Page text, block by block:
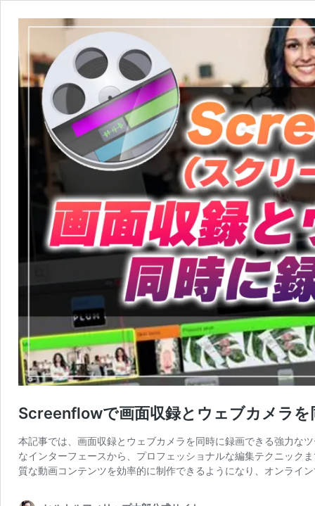
Screenflowで画面収録とウェブカメラを
本記事では、画面収録とウェブカメラを同時に録画できる強力な
なインターフェースから、プロフェッショナルな編集テクニック
質な動画コンテンツを効率的に制作できるようになり、オンラ